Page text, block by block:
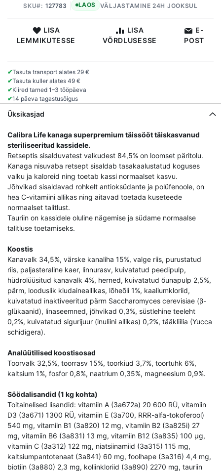
VÄLJASTAMINE 24H JOOKSUL
SKU 127783 LAOS
LISA
LEMMIKUTESSE
LISA
VÕRDLUSESSE
E-
POST
✔Tasuta transport alates 29 €
✔Tasuta kuller alates 49 €
✔Kiired tarned 1–3 tööpäeva
✔14 päeva tagastusõigus
Üksikasjad
Calibra Life kanaga superpremium täissööt täiskasvanud
steriliseeritud kassidele.
Retseptis sisalduvatest valkudest 84,5% on loomset päritolu.
Kanaga nisuvaba retsept sisaldab tasakaalustatud koguses
valku ja kaloreid ning toetab kassi normaalset kasvu.
Jõhvikad sisaldavad rohkelt antioksüdante ja polüfenoole, on
hea C-vitamiini allikas ning aitavad toetada kuseteede
normaalset talitlust.
Tauriin on kassidele oluline nägemise ja südame normaalse
talitluse toetamiseks.
Koostis
Kanavalk 34,5%, värske kanaliha 15%, valge riis, purustatud
riis, paljasteraline kaer, linnurasv, kuivatatud peedipulp,
hüdrolüüsitud kanavalk 4%, herned, kuivatatud õunapulp 2,5%,
pärm, looduslik kiudaineallikas, lõheõli 1%, kaaliumkloriid,
kuivatatud inaktiveeritud pärm Saccharomyces cerevisiae (β-
glükaanid), linaseemned, jõhvikad 0,3%, süstlehine teeleht
0,2%, kuivatatud sigurijuur (inuliini allikas) 0,2%, tääkliilia (Yucca
schidigera).
Analüütilised koostisosad
Toorvalk 32,5%, toorrasv 15%, toorkiud 3,7%, toortuhk 6%,
kaltsium 1%, fosfor 0,8%, naatrium 0,35%, magneesium 0,9%.
Söödalisandid (1 kg kohta)
Toitainelised lisandid: vitamiin A (3a672a) 20 600 RÜ, vitamiin
D3 (3a671) 1300 RÜ, vitamiin E (3a700, RRR-alfa-tokoferool)
540 mg, vitamiin B1 (3a820) 12 mg, vitamiin B2 (3a825i) 27
mg, vitamiin B6 (3a831) 13 mg, vitamiin B12 (3a835) 100 µg,
vitamiin C (3a312) 122 mg, niatsiinamiid (3a315) 115 mg,
kaltsiumpantotenaat (3a841) 60 mg, foolhape (3a316) 4,4 mg,
biotiin (3a880) 2,3 mg, koliinkloriid (3a890) 2270 mg, tauriin